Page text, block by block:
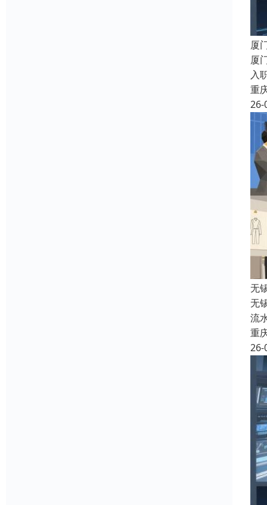
厦
厦
入
重
26-
无
无
流
重
26-